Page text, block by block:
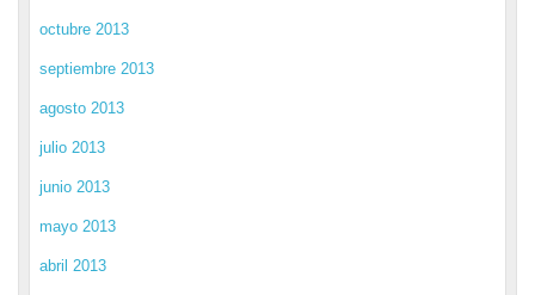
octubre 2013
septiembre 2013
agosto 2013
julio 2013
junio 2013
mayo 2013
abril 2013